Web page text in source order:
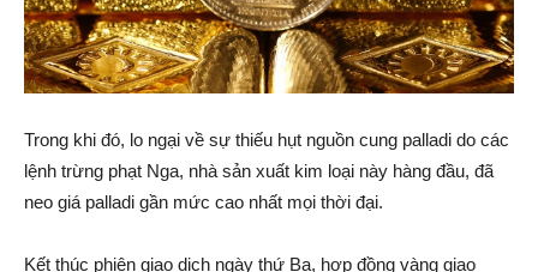
Trong khi đó, lo ngại về sự thiếu hụt nguồn cung palladi do các
lệnh trừng phạt Nga, nhà sản xuất kim loại này hàng đầu, đã
neo giá palladi gần mức cao nhất mọi thời đại.
Kết thúc phiên giao dịch ngày thứ Ba, hợp đồng vàng giao